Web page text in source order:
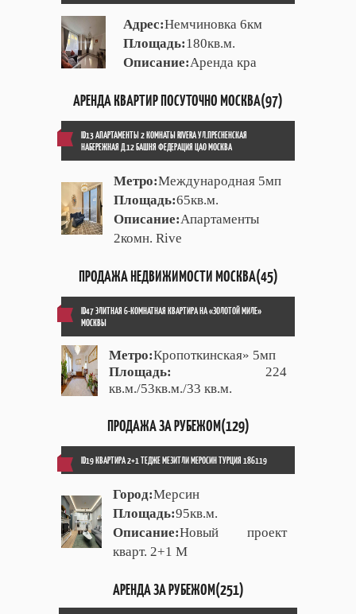
Адрес:Немчиновка 6км
Площадь:180кв.м.
Описание:Аренда кра
АРЕНДА КВАРТИР ПОСУТОЧНО МОСКВА(97)
ID13 АПАРТАМЕНТЫ 2 КОМНАТЫ RIVERA УЛ.ПРЕСНЕНСКАЯ
НАБЕРЕЖНАЯ Д.12 БАШНЯ ФЕДЕРАЦИЯ ЦАО МОСКВА
Метро:Международная 5мп
Площадь:65кв.м.
Описание:Апартаменты
2комн. Rive
ПРОДАЖА НЕДВИЖИМОСТИ МОСКВА(45)
ID47 ЭЛИТНАЯ 6-КОМНАТНАЯ КВАРТИРА НА «ЗОЛОТОЙ МИЛЕ»
МОСКВЫ
Метро:Кропоткинская» 5мп
Площадь:
224
кв.м./53кв.м./33 кв.м.
ПРОДАЖА ЗА РУБЕЖОМ(129)
ID19 КВАРТИРА 2+1 ТЕДЖЕ МЕЗИТЛИ МЕРОСИН ТУРЦИЯ 186119
Город:Мерсин
Площадь:95кв.м.
Описание:Новый проект
кварт. 2+1 М
АРЕНДА ЗА РУБЕЖОМ(251)